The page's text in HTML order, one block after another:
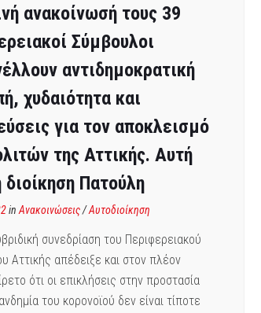
ανακοίνωσή τους 39
Σύμβουλοι
αντιδημοκρατική
χυδαιότητα και
για τον αποκλεισμό
της Αττικής. Αυτή
διοίκηση Πατούλη
in Ανακοινώσεις/Αυτοδιοίκηση
συνεδρίαση του Περιφερειακού
Αττικής απέδειξε και στον πλέον
ότι οι επικλήσεις στην προστασία
του κορονοϊού δεν είναι τίποτε